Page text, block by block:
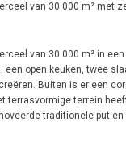
van 30.000 m² met
van 30.000 m² in
een open keuken, twee
Buiten is er een
terrasvormige terrein
traditionele put